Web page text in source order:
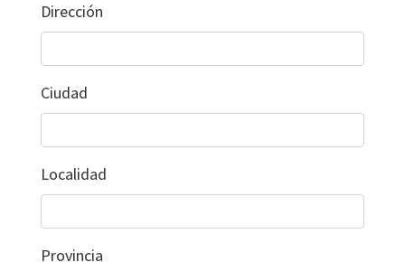
Dirección
Ciudad
Localidad
Provincia